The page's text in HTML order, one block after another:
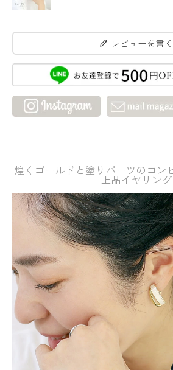
レビューを書く
煌くゴールドと塗りパーツのコン
上品イヤリング